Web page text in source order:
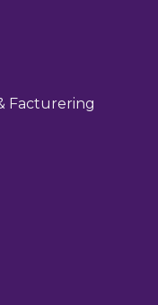
Facturering